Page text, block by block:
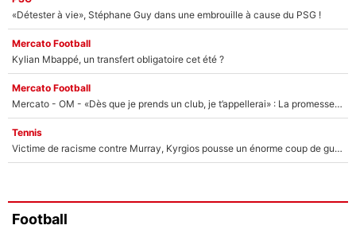
«Détester à vie», Stéphane Guy dans une embrouille à cause du PSG !
Mercato Football
Kylian Mbappé, un transfert obligatoire cet été ?
Mercato Football
Mercato - OM - «Dès que je prends un club, je t’appellerai» : La promesse de Marcelino au moment de claquer la porte
Tennis
Victime de racisme contre Murray, Kyrgios pousse un énorme coup de gueule !
Football